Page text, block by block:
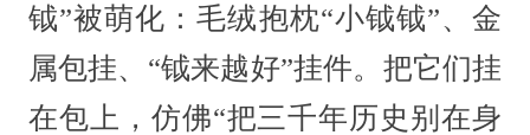
钺”被萌化：毛绒抱枕“小钺钺”、金
属包挂、“钺来越好”挂件。把它们挂
在包上，仿佛“把三千年历史别在身